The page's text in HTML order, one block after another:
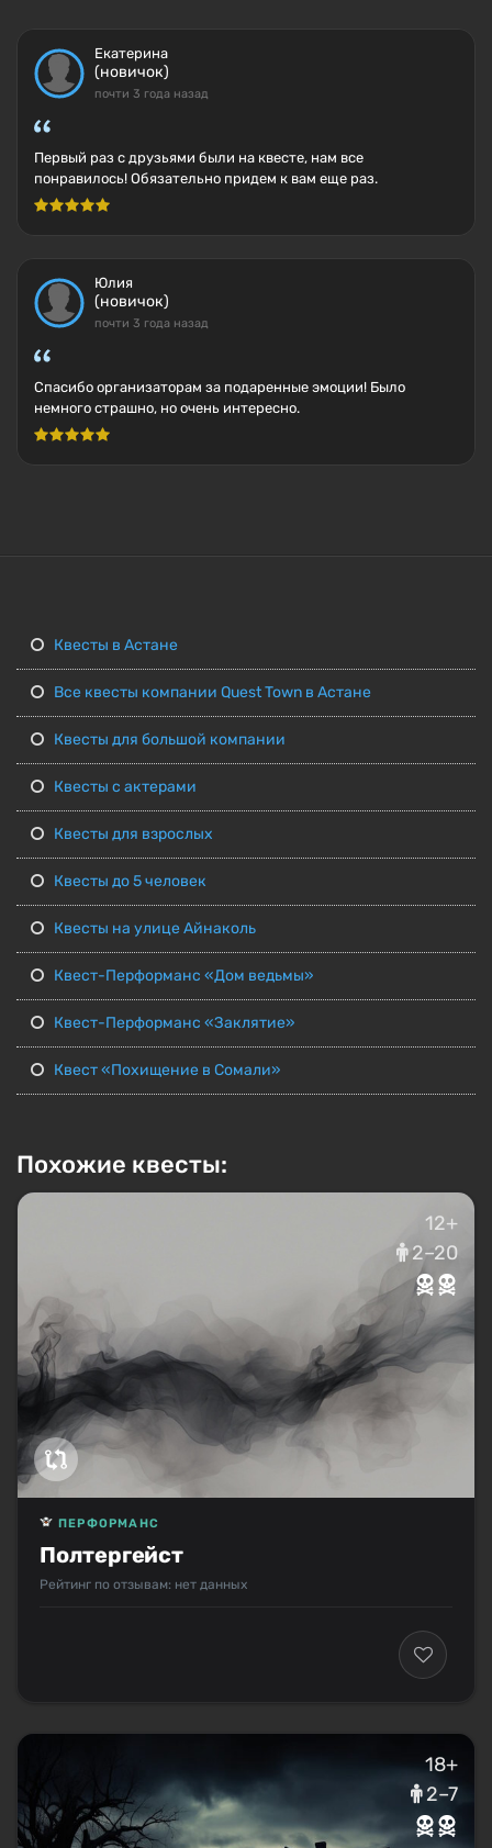
Екатерина
(новичок)
почти 3 года назад
Первый раз с друзьями были на квесте, нам все
понравилось! Обязательно придем к вам еще раз.
Юлия
(новичок)
почти 3 года назад
Спасибо организаторам за подаренные эмоции! Было
немного страшно, но очень интересно.
Квесты в Астане
Все квесты компании Quest Town в Астане
Квесты для большой компании
Квесты с актерами
Квесты для взрослых
Квесты до 5 человек
Квесты на улице Айнаколь
Квест-Перформанс «Дом ведьмы»
Квест-Перформанс «Заклятие»
Квест «Похищение в Сомали»
Похожие квесты:
12+
2–20
Полтергейст
ПЕРФОРМАНС
Рейтинг по отзывам: нет данных
18+
2–7